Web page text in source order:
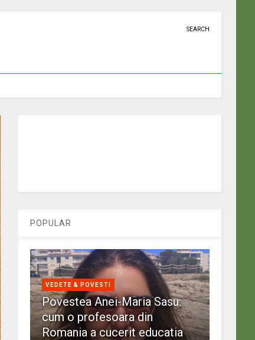
SEARCH
POPULAR
VEDETE & POVESTI
Povestea Anei-Maria Sasu:
cum o profesoara din
Romania a cucerit educatia